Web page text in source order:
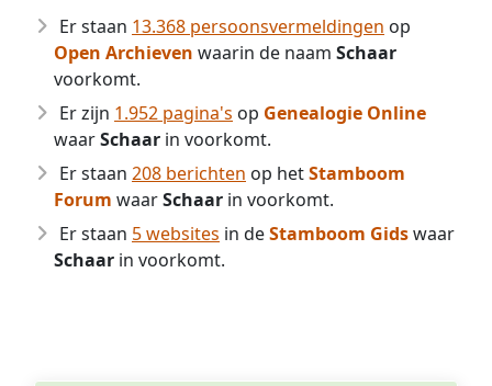
Er staan 13.368 persoonsvermeldingen op
Open Archieven waarin de naam Schaar
voorkomt.
Er zijn 1.952 pagina's op Genealogie Online
waarSchaar in voorkomt.
Er staan 208 berichten op hetStamboom
Forum waarSchaar in voorkomt.
Er staan 5 websites in deStamboom Gidswaar
Schaar in voorkomt.